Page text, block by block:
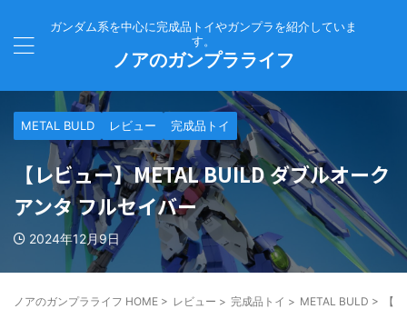
ガンダム系を中心に完成品トイやガンプラを紹介していま
す。
ノアのガンプラライフ
METAL BULD レビュー 完成品トイ
【レビュー】METAL BUILD ダブルオーク
アンタ フルセイバー
2024年12月9日
ノアのガンプラライフ HOME > レビュー > 完成品トイ > METAL BULD > 【